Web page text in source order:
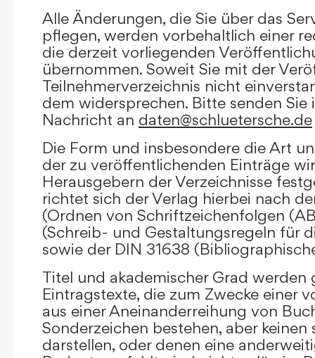
Alle Änderungen, die Sie über das
pflegen, werden vorbehaltlich einer
die derzeit vorliegenden
übernommen. Soweit Sie mit der
Teilnehmerverzeichnis nicht
dem widersprechen. Bitte senden Sie
Nachricht an daten@schluetersche.de
Die Form und insbesondere die Art
der zu veröffentlichenden Einträge
Herausgebern der Verzeichnisse
richtet sich der Verlag hierbei nach
(Ordnen von Schriftzeichenfolgen
(Schreib- und Gestaltungsregeln für
sowie der DIN 31638
Titel und akademischer Grad werden
Eintragstexte, die zum Zwecke einer
aus einer Aneinanderreihung von
Sonderzeichen bestehen, aber keinen
darstellen, oder denen eine